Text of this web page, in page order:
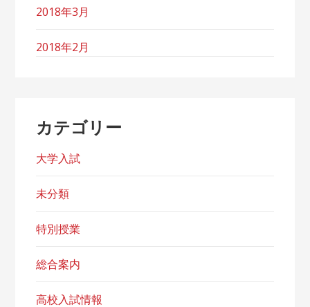
2018年3月
2018年2月
カテゴリー
大学入試
未分類
特別授業
総合案内
高校入試情報